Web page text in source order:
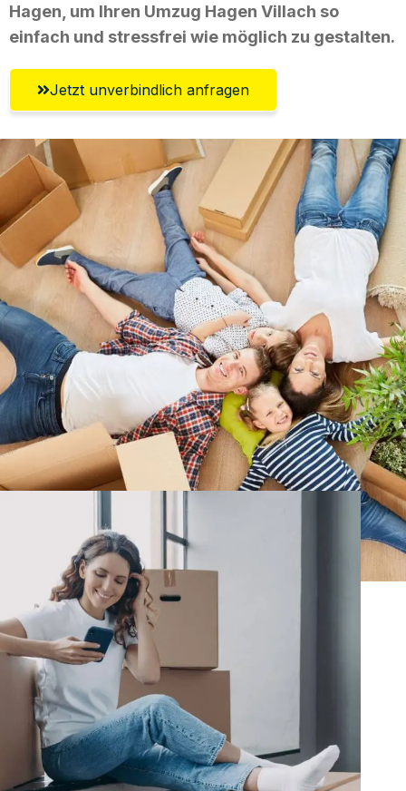
Hagen, um Ihren Umzug Hagen Villach so
einfach und stressfrei wie möglich zu gestalten.
Jetzt unverbindlich anfragen